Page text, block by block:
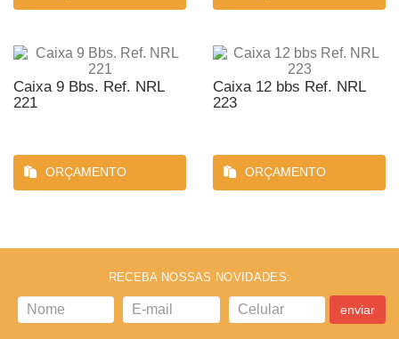
Caixa 9 Bbs. Ref. NRL
221
ORÇAMENTO
Caixa 12 bbs Ref. NRL
223
ORÇAMENTO
RECEBA NOSSAS NOVIDADES:
enviar